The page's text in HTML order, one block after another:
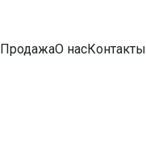
ПродажаО насКонтакты